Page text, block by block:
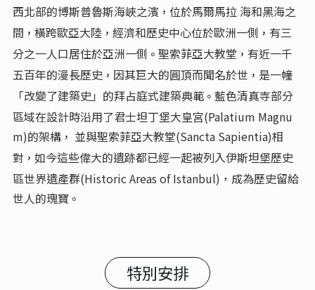
西北部的博斯普魯斯海峽之濱 ， 位於馬爾馬拉 海和黑海之
間 ， 橫跨歐亞大陸， 經濟和歷史中心位於歐洲一側 ， 有三
分之一人口居住於亞洲一側 。 聖索菲亞大教堂 ， 有近一千
五百年的漫長歷史 ， 因其巨大的圓頂而聞名於世 ， 是一幢
「改變了建築史」的拜占庭式建築典範。 藍色清真寺部分
區域在設計時沿用了君士坦丁堡大皇宮(Palatium Magnu
m)的架構，
並與聖索菲亞大教堂(Sancta Sapientia)相
對 ， 如今這些偉大的遺跡都已經一起被列入伊斯坦堡歷史
區世界遺產群(Historic Areas of Istanbul)，成為歷史留給
世人的瑰寶。
特別安排